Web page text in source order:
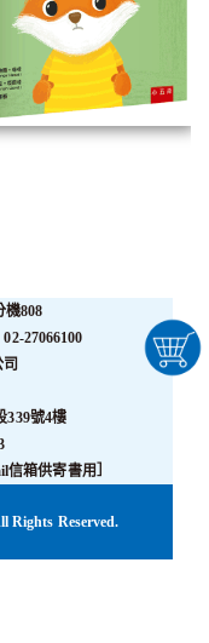
機808
27066100
司
339號4樓
信箱供寄書用］
Rights Reserved.